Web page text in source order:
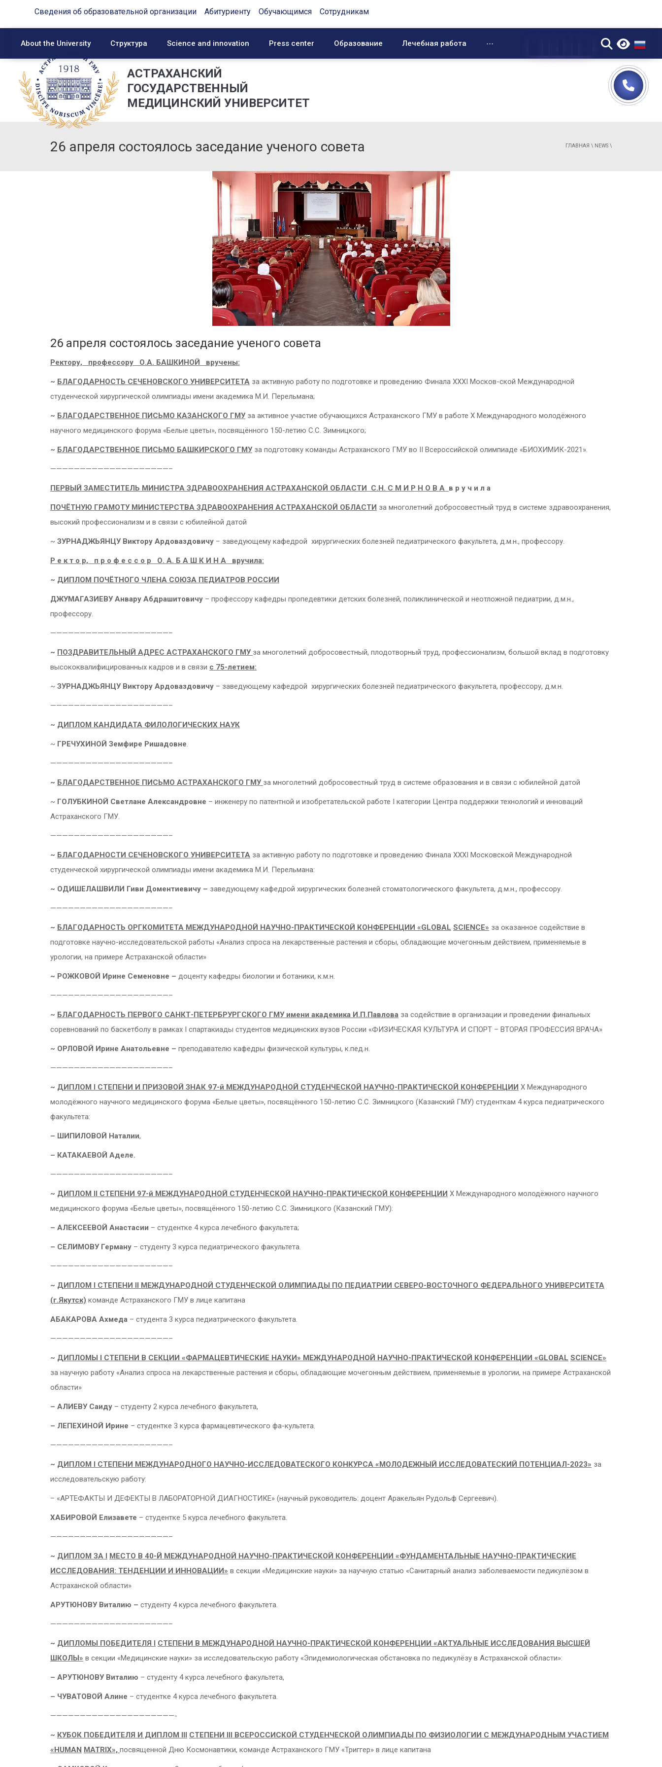
Сведения об образовательной организации Абитуриенту Обучающимся Сотрудникам
About the University Структура Science and innovation Press center Образование Лечебная работа ⋯ ▼
АСТРАХАНСКИЙ
ГОСУДАРСТВЕННЫЙ
МЕДИЦИНСКИЙ УНИВЕРСИТЕТ
26 апреля состоялось заседание ученого совета ГЛАВНАЯ \ NEWS \
26 апреля состоялось заседание ученого совета
Ректору, профессору О.А. БАШКИНОЙ вручены:
~ БЛАГОДАРНОСТЬ СЕЧЕНОВСКОГО УНИВЕРСИТЕТА за активную работу по подготовке и проведению Финала XXXI Москов-ской Международной
студенческой хирургической олимпиады имени академика М.И. Перельмана;
~ БЛАГОДАРСТВЕННОЕ ПИСЬМО КАЗАНСКОГО ГМУза активное участие обучающихся Астраханского ГМУ в работе Х Международного молодёжного
научного медицинского форума «Белые цветы», посвящённого 150-летию С.С. Зимницкого;
~ БЛАГОДАРСТВЕННОЕ ПИСЬМО БАШКИРСКОГО ГМУза подготовку команды Астраханского ГМУ во II Всероссийской олимпиаде «БИОХИМИК-2021».
————————————————————–
ПЕРВЫЙ ЗАМЕСТИТЕЛЬ МИНИСТРА ЗДРАВООХРАНЕНИЯ АСТРАХАНСКОЙ ОБЛАСТИ С.Н. С М И Р Н О В А в р у ч и л а
ПОЧЁТНУЮ ГРАМОТУ МИНИСТЕРСТВА ЗДРАВООХРАНЕНИЯ АСТРАХАНСКОЙ ОБЛАСТИ за многолетний добросовестный труд в системе здравоохранения,
высокий профессионализм и в связи с юбилейной датой
~ ЗУРНАДЖЬЯНЦУ Виктору Ардоваздовичу – заведующему кафедрой хирургических болезней педиатрического факультета, д.м.н., профессору.
Р е к т о р, п р о ф е с с о р О. А. Б А Ш К И Н А вручила:
~ ДИПЛОМ ПОЧЁТНОГО ЧЛЕНА СОЮЗА ПЕДИАТРОВ РОССИИ
ДЖУМАГАЗИЕВУ Анвару Абдрашитовичу – профессору кафедры пропедевтики детских болезней, поликлинической и неотложной педиатрии, д.м.н.,
профессору.
————————————————————–
~ ПОЗДРАВИТЕЛЬНЫЙ АДРЕС АСТРАХАНСКОГО ГМУ за многолетний добросовестный, плодотворный труд, профессионализм, большой вклад в подготовку
высококвалифицированных кадров и в связи с 75-летием:
~ ЗУРНАДЖЬЯНЦУ Виктору Ардоваздовичу – заведующему кафедрой хирургических болезней педиатрического факультета, профессору, д.м.н.
————————————————————–
~ ДИПЛОМ КАНДИДАТА ФИЛОЛОГИЧЕСКИХ НАУК
~ ГРЕЧУХИНОЙ Земфире Ришадовне.
————————————————————–
~ БЛАГОДАРСТВЕННОЕ ПИСЬМО АСТРАХАНСКОГО ГМУ за многолетний добросовестный труд в системе образования и в связи с юбилейной датой
~ ГОЛУБКИНОЙ Светлане Александровне – инженеру по патентной и изобретательской работе I категории Центра поддержки технологий и инноваций
Астраханского ГМУ.
————————————————————–
~ БЛАГОДАРНОСТИ СЕЧЕНОВСКОГО УНИВЕРСИТЕТА за активную работу по подготовке и проведению Финала XXXI Московской Международной
студенческой хирургической олимпиады имени академика М.И. Перельмана:
~ ОДИШЕЛАШВИЛИ Гиви Доментиевичу – заведующему кафедрой хирургических болезней стоматологического факультета, д.м.н., профессору.
————————————————————–
~ БЛАГОДАРНОСТЬ ОРГКОМИТЕТА МЕЖДУНАРОДНОЙ НАУЧНО-ПРАКТИЧЕСКОЙ КОНФЕРЕНЦИИ «GLOBAL SCIENCE» за оказанное содействие в
подготовке научно-исследовательской работы «Анализ спроса на лекарственные растения и сборы, обладающие мочегонным действием, применяемые в
урологии, на примере Астраханской области»
~ РОЖКОВОЙ Ирине Семеновне – доценту кафедры биологии и ботаники, к.м.н.
————————————————————–
~ БЛАГОДАРНОСТЬ ПЕРВОГО САНКТ-ПЕТЕРБРУРГСКОГО ГМУ имени академика И.П.Павлова за содействие в организации и проведении финальных
соревнований по баскетболу в рамках I спартакиады студентов медицинских вузов России «ФИЗИЧЕСКАЯ КУЛЬТУРА И СПОРТ – ВТОРАЯ ПРОФЕССИЯ ВРАЧА»
~ ОРЛОВОЙ Ирине Анатольевне – преподавателю кафедры физической культуры, к.пед.н.
————————————————————–
~ ДИПЛОМ I СТЕПЕНИ И ПРИЗОВОЙ ЗНАК 97-й МЕЖДУНАРОДНОЙ СТУДЕНЧЕСКОЙ НАУЧНО-ПРАКТИЧЕСКОЙ КОНФЕРЕНЦИИ Х Международного
молодёжного научного медицинского форума «Белые цветы», посвящённого 150-летию С.С. Зимницкого (Казанский ГМУ) студенткам 4 курса педиатрического
факультета:
– ШИПИЛОВОЙ Наталии,
– КАТАКАЕВОЙ Аделе.
————————————————————–
~ ДИПЛОМ II СТЕПЕНИ 97-й МЕЖДУНАРОДНОЙ СТУДЕНЧЕСКОЙ НАУЧНО-ПРАКТИЧЕСКОЙ КОНФЕРЕНЦИИ Х Международного молодёжного научного
медицинского форума «Белые цветы», посвящённого 150-летию С.С. Зимницкого (Казанский ГМУ):
– АЛЕКСЕЕВОЙ Анастасии – студентке 4 курса лечебного факультета;
– СЕЛИМОВУ Герману – студенту 3 курса педиатрического факультета.
————————————————————–
~ ДИПЛОМ I СТЕПЕНИ II МЕЖДУНАРОДНОЙ СТУДЕНЧЕСКОЙ ОЛИМПИАДЫ ПО ПЕДИАТРИИ СЕВЕРО-ВОСТОЧНОГО ФЕДЕРАЛЬНОГО УНИВЕРСИТЕТА
(г.Якутск) команде Астраханского ГМУ в лице капитана
АБАКАРОВА Ахмеда – студента 3 курса педиатрического факультета.
————————————————————–
~ ДИПЛОМЫ I СТЕПЕНИ В СЕКЦИИ «ФАРМАЦЕВТИЧЕСКИЕ НАУКИ» МЕЖДУНАРОДНОЙ НАУЧНО-ПРАКТИЧЕСКОЙ КОНФЕРЕНЦИИ «GLOBAL SCIENCE»
за научную работу «Анализ спроса на лекарственные растения и сборы, обладающие мочегонным действием, применяемые в урологии, на примере Астраханской
области»
– АЛИЕВУ Саиду – студенту 2 курса лечебного факультета,
– ЛЕПЕХИНОЙ Ирине – студентке 3 курса фармацевтического фа-культета.
————————————————————–
~ ДИПЛОМ I СТЕПЕНИ МЕЖДУНАРОДНОГО НАУЧНО-ИССЛЕДОВАТЕСКОГО КОНКУРСА «МОЛОДЕЖНЫЙ ИССЛЕДОВАТЕСКИЙ ПОТЕНЦИАЛ-2023» за
исследовательскую работу:
– «АРТЕФАКТЫ И ДЕФЕКТЫ В ЛАБОРАТОРНОЙ ДИАГНОСТИКЕ» (научный руководитель: доцент Аракельян Рудольф Сергеевич).
ХАБИРОВОЙ Елизавете – студентке 5 курса лечебного факультета.
————————————————————–
~ ДИПЛОМ ЗА I МЕСТО В 40-Й МЕЖДУНАРОДНОЙ НАУЧНО-ПРАКТИЧЕСКОЙ КОНФЕРЕНЦИИ «ФУНДАМЕНТАЛЬНЫЕ НАУЧНО-ПРАКТИЧЕСКИЕ
ИССЛЕДОВАНИЯ: ТЕНДЕНЦИИ И ИННОВАЦИИ» в секции «Медицинские науки» за научную статью «Санитарный анализ заболеваемости педикулёзом в
Астраханской области»
АРУТЮНОВУ Виталию – студенту 4 курса лечебного факультета.
————————————————————–
~ ДИПЛОМЫ ПОБЕДИТЕЛЯ I СТЕПЕНИ В МЕЖДУНАРОДНОЙ НАУЧНО-ПРАКТИЧЕСКОЙ КОНФЕРЕНЦИИ «АКТУАЛЬНЫЕ ИССЛЕДОВАНИЯ ВЫСШЕЙ
ШКОЛЫ» в секции «Медицинские науки» за исследовательскую работу «Эпидемиологическая обстановка по педикулёзу в Астраханской области»:
– АРУТЮНОВУ Виталию – студенту 4 курса лечебного факультета,
– ЧУВАТОВОЙ Алине – студентке 4 курса лечебного факультета.
—————————————————————-
~ КУБОК ПОБЕДИТЕЛЯ И ДИПЛОМ III СТЕПЕНИ III ВСЕРОССИСКОЙ СТУДЕНЧЕСКОЙ ОЛИМПИАДЫ ПО ФИЗИОЛОГИИ С МЕЖДУНАРОДНЫМ УЧАСТИЕМ
«HUMAN MATRIX», посвященной Дню Космонавтики, команде Астраханского ГМУ «Триггер» в лице капитана